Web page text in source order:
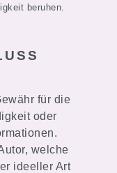
beruhen.
für die
oder
welche
ideeller Art